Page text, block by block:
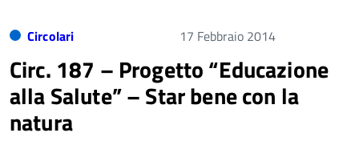
Circolari 17 Febbraio 2014
Circ. 187 – Progetto “Educazione
alla Salute” – Star bene con la
natura